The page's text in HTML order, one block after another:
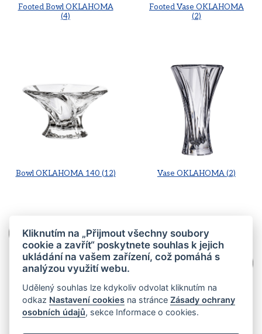
Footed Bowl OKLAHOMA
(4)
Footed Vase OKLAHOMA
(2)
Bowl OKLAHOMA 140 (12) Vase OKLAHOMA (2)
Footed Vase OKLAHOMA (2)
Footed Bowl OKLAHOMA (4)
CS EN
Kliknutím na „Přijmout všechny soubory
cookie a zavřít“ poskytnete souhlas k jejich
ukládání na vašem zařízení, což pomáhá s
analýzou využití webu.
Udělený souhlas lze kdykoliv odvolat kliknutím na
odkaz Nastavení cookies na stránceZásady ochrany
osobních údajů, sekce Informace o cookies.